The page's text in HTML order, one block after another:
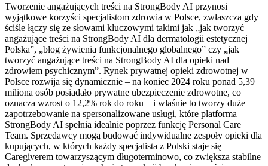
Tworzenie angażujących treści na StrongBody AI przynosi
wyjątkowe korzyści specjalistom zdrowia w Polsce, zwłaszcza gdy
ściśle łączy się ze słowami kluczowymi takimi jak „jak tworzyć
angażujące treści na StrongBody AI dla dermatologii estetycznej
Polska”, „blog żywienia funkcjonalnego globalnego” czy „jak
tworzyć angażujące treści na StrongBody AI dla opieki nad
zdrowiem psychicznym”. Rynek prywatnej opieki zdrowotnej w
Polsce rozwija się dynamicznie – na koniec 2024 roku ponad 5,39
miliona osób posiadało prywatne ubezpieczenie zdrowotne, co
oznacza wzrost o 12,2% rok do roku – i właśnie to tworzy duże
zapotrzebowanie na spersonalizowane usługi, które platforma
StrongBody AI spełnia idealnie poprzez funkcję Personal Care
Team. Sprzedawcy mogą budować indywidualne zespoły opieki dla
kupujących, w których każdy specjalista z Polski staje się
Caregiverem towarzyszącym długoterminowo, co zwiększa stabilne